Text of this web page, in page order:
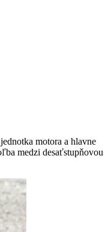
motora a hlavne
medzi desaťstupňovou